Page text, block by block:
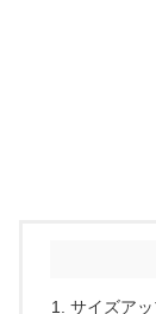
サイズア